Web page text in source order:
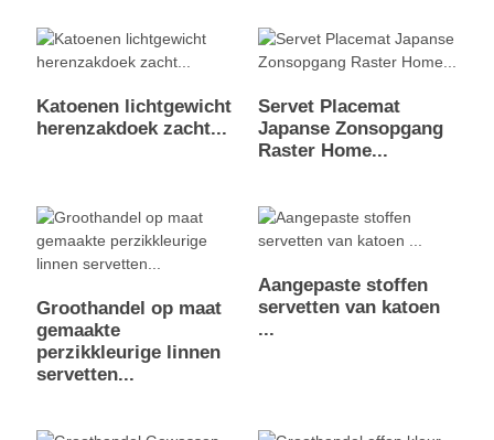
Katoenen lichtgewicht
herenzakdoek zacht...
Servet Placemat
Japanse Zonsopgang
Raster Home...
Groothandel op maat
gemaakte
perzikkleurige linnen
servetten...
Aangepaste stoffen
servetten van katoen
...